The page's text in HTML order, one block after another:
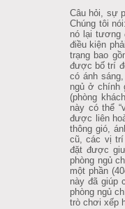
Câu hỏi, sự
Chúng tôi
nó lại tương
điều kiện
trạng bao
được bố trí
có ánh
ngủ ở chính
(phòng
này có thể
được liên
thông gió,
cũ, các vị trí
đặt được
phòng ngủ
một phần
này đã giúp
phòng ngủ
trò chơi xếp